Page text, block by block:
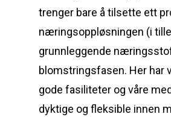
trenger bare å tilsette ett
næringsoppløsningen (i
grunnleggende
blomstringsfasen. Her har
gode fasiliteter og våre
dyktige og fleksible innen